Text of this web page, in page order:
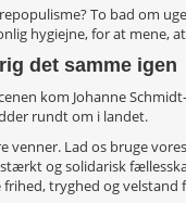
To bad om
hygiejne, for at mene,
det samme igen
kom Johanne
rundt om i landet.
venner. Lad os bruge
og solidarisk
frihed, tryghed og velstand